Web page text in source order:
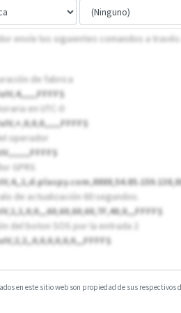
envíe los siguientes comandos a
de fabrica
en UTC-0
operador
GPRS
de actualización 60 segundos.
del boton SOS por la entrada 2
en este sitio web son propiedad de sus